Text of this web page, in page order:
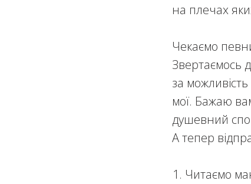
на плечах
Чекаємо
Звертаємось
за
мої. Бажаю
душевний
А тепер
Читаємо